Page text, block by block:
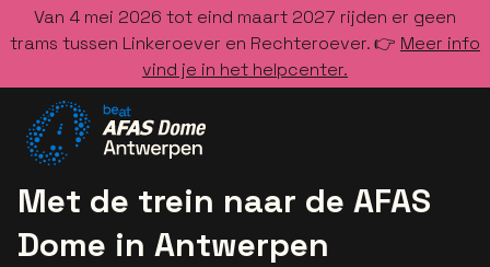
Van 4 mei 2026 tot eind maart 2027 rijden er geen
trams tussen Linkeroever en Rechteroever. 👉 Meer info
vind je in het helpcenter.
Met de trein naar de AFAS
Dome in Antwerpen